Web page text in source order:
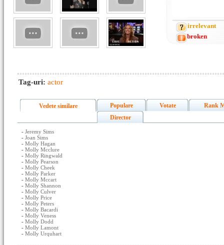
irrelevant
broken
Tag-uri: actor
Vedete similare Populare Votate
Rank
Director
- Jeremy Sims
- Joan Sims
- Molly Hagan
- Molly Mcclure
- Molly Ringwald
- Molly Pearson
- Molly Cheek
- Molly Parker
- Molly Mccart
- Molly Shannon
- Molly Culver
- Molly Price
- Molly Peters
- Molly Bacardi
- Molly Veness
- Molly Dodd
- Molly Lamont
- Molly Urquhart